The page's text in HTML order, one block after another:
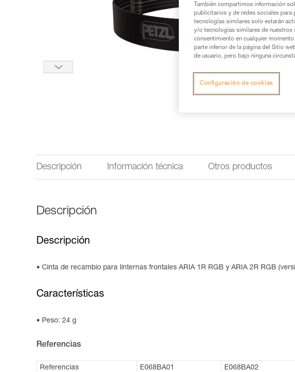
Descripción Información técnica Otros productos
Descripción
Descripción
Cinta de recambio para linternas frontales ARIA 1R RGB y ARIA 2R RGB
Características
Peso: 24 g
Referencias
Referencias E068BA01
E068BA02
También compartimos información
publicitarios y de redes sociales para
tecnologías similares solo estarán
y/o tecnologías similares de nuestros
consentimiento en cualquier
parte inferior de la página del Sitio
de usuario, pero bajo ninguna
Configuración de cookies